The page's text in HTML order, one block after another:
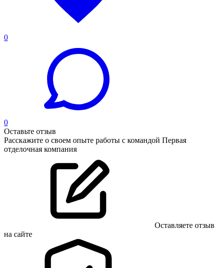
0
0
Оставьте отзыв
Расскажите о своем опыте работы с командой Первая
отделочная компания
Оставляете отзыв
на сайте